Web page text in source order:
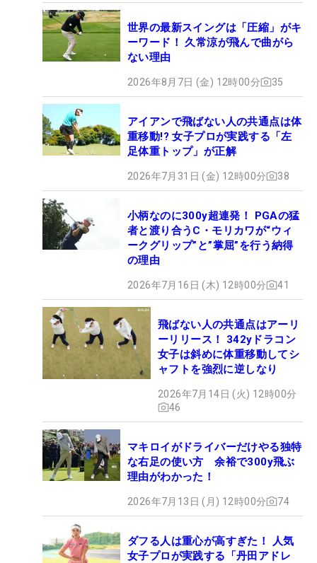
世界の最新スイングは「圧縮」がキ
ーワード！ 久常涼が飛んで曲がら
ない理由
2026年8月7日 (金) 12時00分 35
アイアンで飛ばない人の共通点は体
重移動!? 女子プロが実践する「左
足体重トップ」が正解
2026年7月31日 (金) 12時00分 38
小柄なのに300y超連発！ PGAの猛
者と渡り合うC・モリカワが“ウィ
ークグリップ”と”掌屈”を行う納得
の理由
2026年7月16日 (木) 12時00分 41
飛ばない人の共通点はアーリ
ーリリース！ 342yドラコン
女子は斜めに体重移動してシ
ャフトを強烈に逆しなり
2026年7月14日 (火) 12時00分
46
マキロイがドライバーだけやる独特
な右足の使い方 余裕で300y飛ぶ
理由がわかった！
2026年7月13日 (月) 12時00分 74
ダフる人は重心が高すぎた！ 人気
女子プロが実践する「丹田アドレ